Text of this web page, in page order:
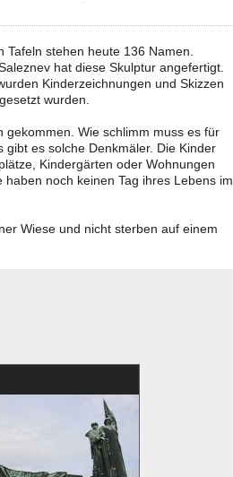
Tafeln stehen heute 136 Namen.
hat diese Skulptur angefertigt.
Kinderzeichnungen und Skizzen
wurden.
Wie schlimm muss es für
es solche Denkmäler. Die Kinder
Kindergärten oder Wohnungen
noch keinen Tag ihres Lebens im
Wiese und nicht sterben auf einem